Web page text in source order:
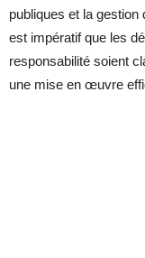
publiques et la
est impératif que les
responsabilité soient
une mise en œuvre